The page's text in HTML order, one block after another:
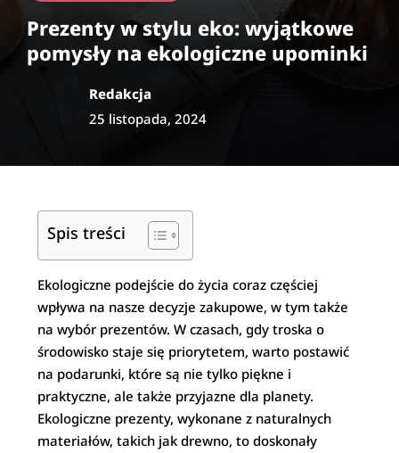
Prezenty w stylu eko: wyjątkowe
pomysły na ekologiczne upominki
Redakcja
25 listopada, 2024
Spis treści
Ekologiczne podejście do życia coraz częściej
wpływa na nasze decyzje zakupowe, w tym także
na wybór prezentów. W czasach, gdy troska o
środowisko staje się priorytetem, warto postawić
na podarunki, które są nie tylko piękne i
praktyczne, ale także przyjazne dla planety.
Ekologiczne prezenty, wykonane z naturalnych
materiałów, takich jak drewno, to doskonały